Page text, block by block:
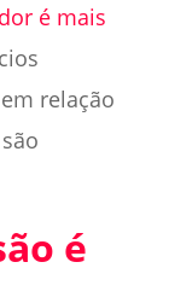
é mais
relação
é